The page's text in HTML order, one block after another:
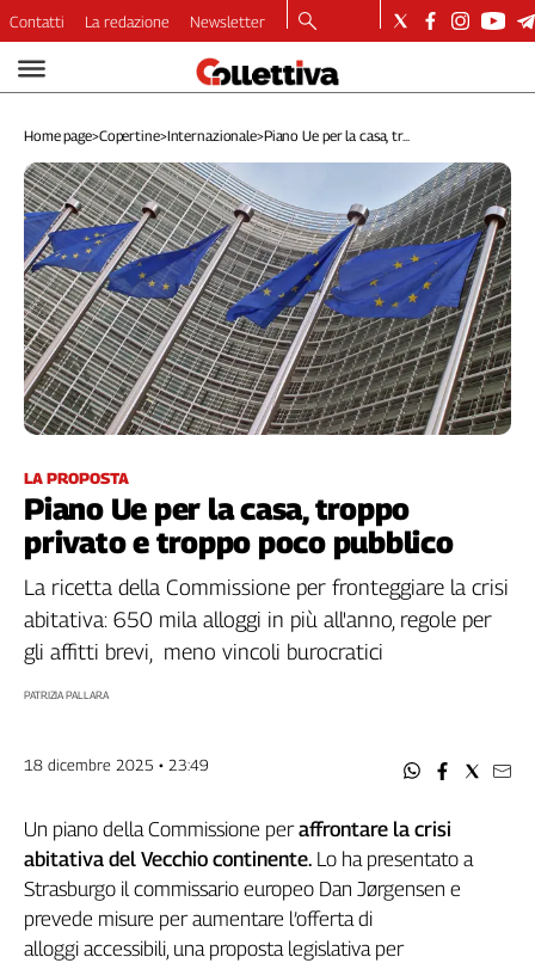
Video
Dirette
Longform
Copertine
Economia
Lavoro
Ambiente
Diritti
Welfare
Italia
Internazionale
Categorie
Filcams
Filctem
Fillea
Filt
Fisac
Flc
Nidil
Slc
Spi
Inca
Caaf
Contatti La redazione Newsletter
Home page>Copertine>Internazionale>Piano Ue per la casa, tr...
LA PROPOSTA
Piano Ue per la casa, troppo
privato e troppo poco pubblico
La ricetta della Commissione per fronteggiare la crisi
abitativa: 650 mila alloggi in più all'anno, regole per
gli affitti brevi, meno vincoli burocratici
PATRIZIA PALLARA
18 dicembre 2025 • 23:49
Un piano della Commissione peraffrontare la crisi
abitativa del Vecchio continente. Lo ha presentato a
Strasburgo il commissario europeo Dan Jørgensen e
prevede misure per aumentare l’offerta di
alloggi accessibili, una proposta legislativa per